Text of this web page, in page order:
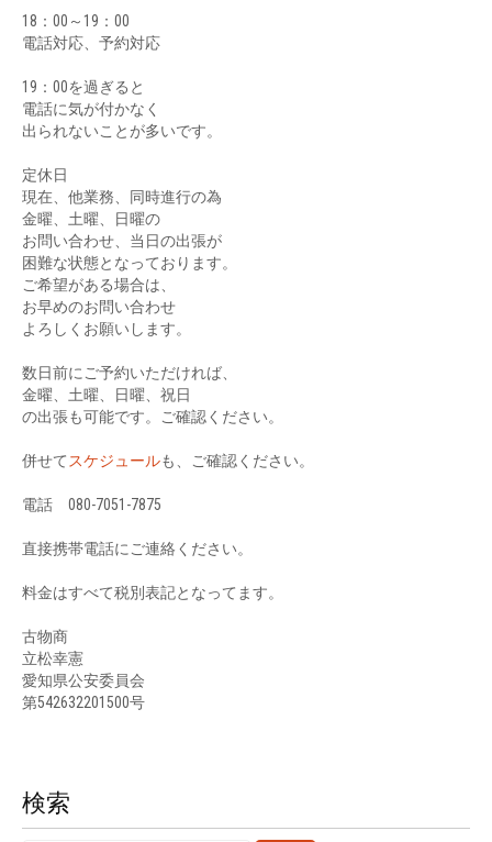
18：00～19：00
電話対応、予約対応
19：00を過ぎると
電話に気が付かなく
出られないことが多いです。
定休日
現在、他業務、同時進行の為
金曜、土曜、日曜の
お問い合わせ、当日の出張が
困難な状態となっております。
ご希望がある場合は、
お早めのお問い合わせ
よろしくお願いします。
数日前にご予約いただければ、
金曜、土曜、日曜、祝日
の出張も可能です。ご確認ください。
併せて スケジュールも、ご確認ください。
電話 080-7051-7875
直接携帯電話にご連絡ください。
料金はすべて税別表記となってます。
古物商
立松幸憲
愛知県公安委員会
第542632201500号
検索